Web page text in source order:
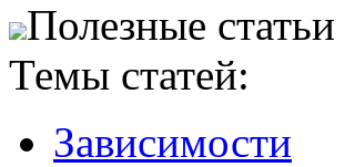
Полезные статьи
Темы статей:
Зависимости